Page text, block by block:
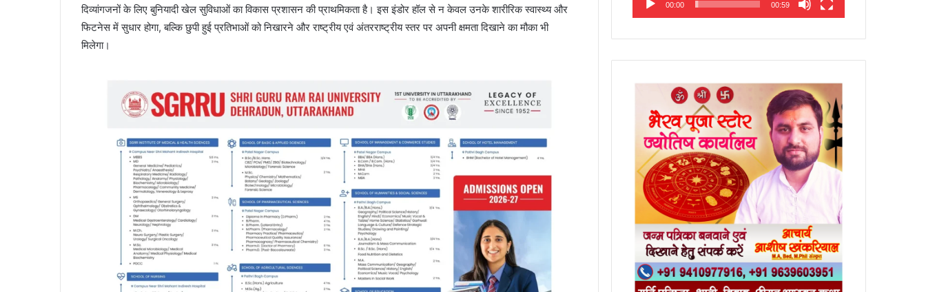
दिव्यांगजनों के लिए बुनियादी खेल सुविधाओं का विकास प्रशासन की प्राथमिकता है। इस इंडोर हॉल से न केवल उनके शारीरिक स्वास्थ्य और
फिटनेस में सुधार होगा, बल्कि छुपी हुई प्रतिभाओं को निखारने और राष्ट्रीय एवं अंतरराष्ट्रीय स्तर पर अपनी क्षमता दिखाने का मौका भी
मिलेगा।
00:00 00:59